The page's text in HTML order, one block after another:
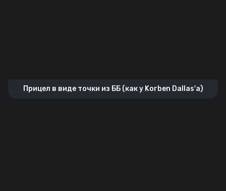
Прицел в виде точки из ББ (как у Korben Dallas'a)